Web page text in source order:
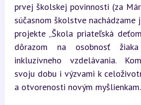
prvej školskej povinnosti (za
súčasnom školstve
projekte „Škola priateľská
dôrazom na osobnosť
inkluzívneho vzdelávania.
svoju dobu i výzvami k
a otvorenosti novým myšlienkam.